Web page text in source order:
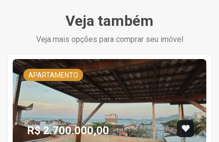
Veja também
Veja mais opções para comprar seu imóvel
APARTAMENTO
R$ 2.700.000,00